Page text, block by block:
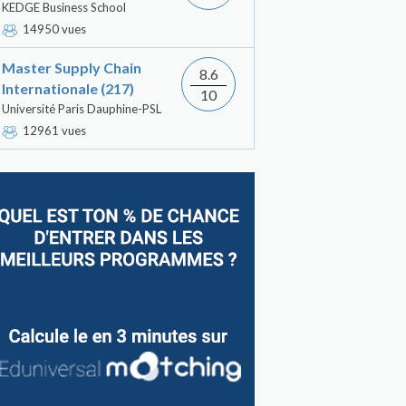
KEDGE Business School
14950 vues
Master Supply Chain
Internationale (217)
Université Paris Dauphine-PSL
12961 vues
8.6
10